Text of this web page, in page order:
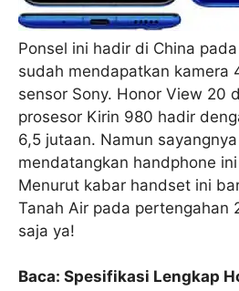
Ponsel ini hadir di China
sudah mendapatkan kamera
sensor Sony. Honor View 20
prosesor Kirin 980 hadir
6,5 jutaan. Namun
mendatangkan handphone
Menurut kabar handset ini
Tanah Air pada pertengahan
saja ya!
Baca: Spesifikasi Lengkap